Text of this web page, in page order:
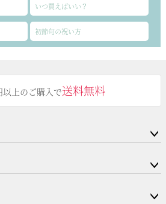
いつ買えばいい？
初節句の祝い方
以上のご購入で送料無料